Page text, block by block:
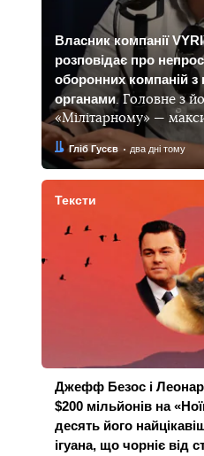
Власник компанії
розповідає про
оборонних компаній
органами. Головне з
«Мілітарному» —
Автор:
Гліб Гусєв
Дата: два дні тому
Тексти
Джефф Безос і
$200 мільйонів на
десять його
ігуана, що чорніє від